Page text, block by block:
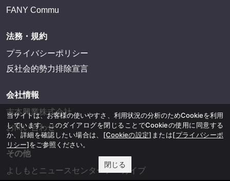
FANY Commu
法務・規約
プライバシーポリシー
反社会的勢力排除宣言
会社情報
吉本興業株式会社
お問い合わせ
その他
よしもとニュースセンターアーカイブ
当サイトは、お客様の使いやすさ、利用状況の分析のためCookieを利用
しています。このダイアログを閉じることでCookieの使用に同意する
か、詳細を確認したい場合は、 [Cookieの設定] または[プライバシーポ
リシー]をご参照ください。
閉じる